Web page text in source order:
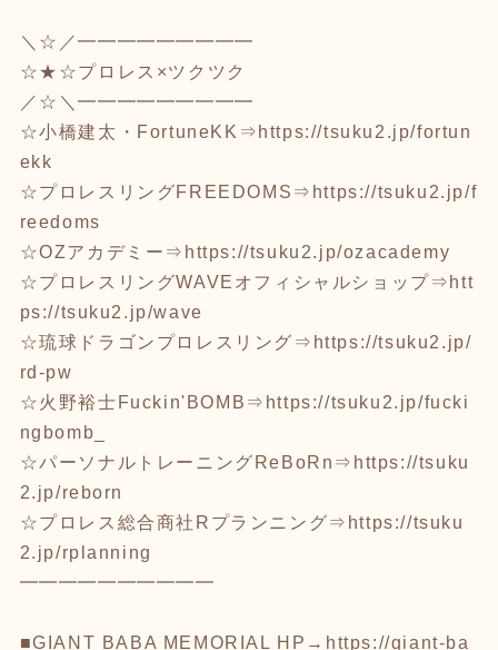
＼☆／━━━━━━━━━
☆★☆プロレス×ツクツク
／☆＼━━━━━━━━━
☆小橋建太・FortuneKK⇒ https://tsuku2.jp/fortun
ekk
☆プロレスリングFREEDOMS⇒ https://tsuku2.jp/f
reedoms
☆OZアカデミー⇒ https://tsuku2.jp/ozacademy
☆プロレスリングWAVEオフィシャルショップ⇒ htt
ps://tsuku2.jp/wave
☆琉球ドラゴンプロレスリング⇒ https://tsuku2.jp/
rd-pw
☆火野裕士Fuckin'BOMB⇒ https://tsuku2.jp/fucki
ngbomb_
☆パーソナルトレーニングReBoRn⇒ https://tsuku
2.jp/reborn
☆プロレス総合商社Rプランニング⇒ https://tsuku
2.jp/rplanning
━━━━━━━━━━
■GIANT BABA MEMORIAL HP→ https://giant-ba